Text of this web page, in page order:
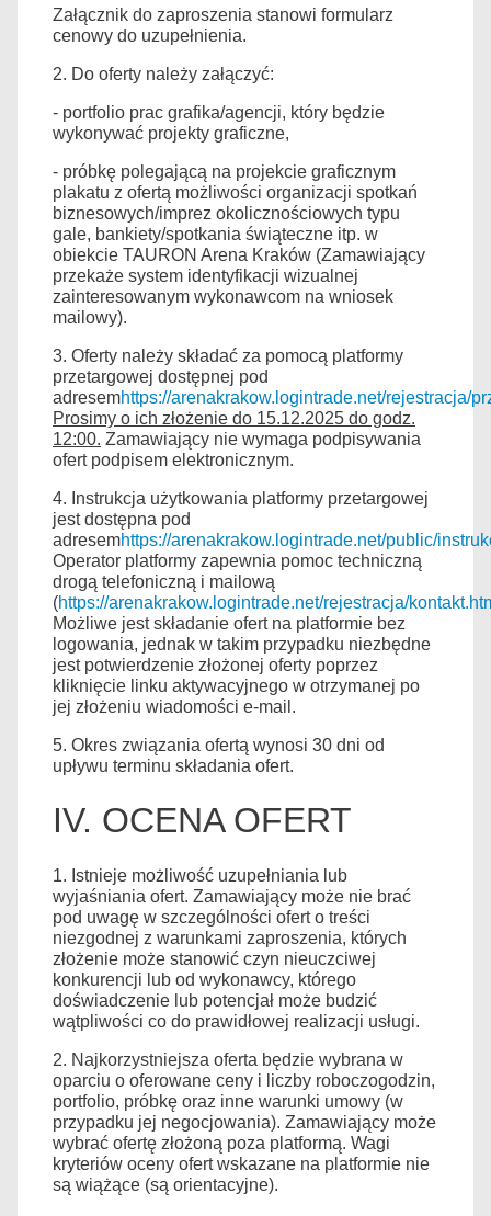
Załącznik do zaproszenia stanowi formularz
cenowy do uzupełnienia.
2. Do oferty należy załączyć:
- portfolio prac grafika/agencji, który będzie
wykonywać projekty graficzne,
- próbkę polegającą na projekcie graficznym
plakatu z ofertą możliwości organizacji spotkań
biznesowych/imprez okolicznościowych typu
gale, bankiety/spotkania świąteczne itp. w
obiekcie TAURON Arena Kraków (Zamawiający
przekaże system identyfikacji wizualnej
zainteresowanym wykonawcom na wniosek
mailowy).
3. Oferty należy składać za pomocą platformy
przetargowej dostępnej pod
adresemhttps://arenakrakow.logintrade.net/rejestracja/
Prosimy o ich złożenie do 15.12.2025 do godz.
12:00. Zamawiający nie wymaga podpisywania
ofert podpisem elektronicznym.
4. Instrukcja użytkowania platformy przetargowej
jest dostępna pod
adresemhttps://arenakrakow.logintrade.net/public/
Operator platformy zapewnia pomoc techniczną
drogą telefoniczną i mailową
(https://arenakrakow.logintrade.net/rejestracja/
Możliwe jest składanie ofert na platformie bez
logowania, jednak w takim przypadku niezbędne
jest potwierdzenie złożonej oferty poprzez
kliknięcie linku aktywacyjnego w otrzymanej po
jej złożeniu wiadomości e-mail.
5. Okres związania ofertą wynosi 30 dni od
upływu terminu składania ofert.
IV. OCENA OFERT
1. Istnieje możliwość uzupełniania lub
wyjaśniania ofert. Zamawiający może nie brać
pod uwagę w szczególności ofert o treści
niezgodnej z warunkami zaproszenia, których
złożenie może stanowić czyn nieuczciwej
konkurencji lub od wykonawcy, którego
doświadczenie lub potencjał może budzić
wątpliwości co do prawidłowej realizacji usługi.
2. Najkorzystniejsza oferta będzie wybrana w
oparciu o oferowane ceny i liczby roboczogodzin,
portfolio, próbkę oraz inne warunki umowy (w
przypadku jej negocjowania). Zamawiający może
wybrać ofertę złożoną poza platformą. Wagi
kryteriów oceny ofert wskazane na platformie nie
są wiążące (są orientacyjne).